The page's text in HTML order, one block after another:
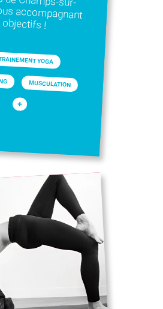
!
YOGA
MUSCULATION
+